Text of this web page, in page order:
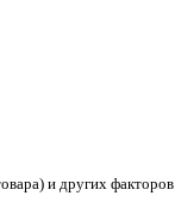
и других факторов